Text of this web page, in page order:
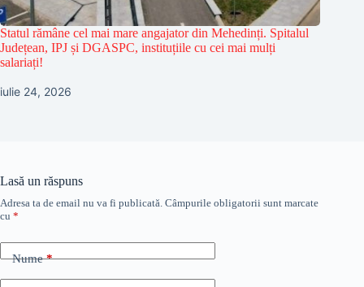
Statul rămâne cel mai mare angajator din Mehedinți. Spitalul
Județean, IPJ și DGASPC, instituțiile cu cei mai mulți
salariați!
iulie 24, 2026
Lasă un răspuns
Adresa ta de email nu va fi publicată. Câmpurile obligatorii sunt marcate
cu *
Nume*